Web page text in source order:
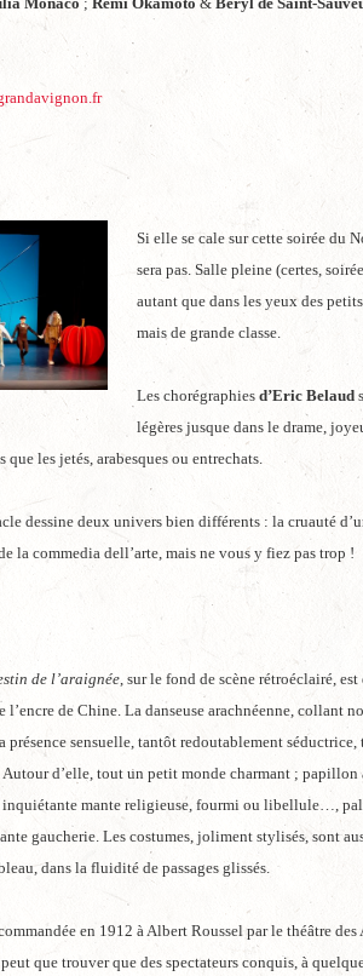
Si elle se cale sur cette soirée du
sera pas. Salle pleine (certes,
autant que dans les yeux des
mais de grande classe.
Les chorégraphies d’Eric Belaud
légères jusque dans le drame,
les jetés, arabesques ou entrechats.
dessine deux univers bien différents : la cruauté
la commedia dell’arte, mais ne vous y fiez pas trop !
de l’araignée, sur le fond de scène rétroéclairé,
l’encre de Chine. La danseuse arachnéenne, collant
présence sensuelle, tantôt redoutablement
Autour d’elle, tout un petit monde charmant ;
inquiétante mante religieuse, fourmi ou libellule…,
gaucherie. Les costumes, joliment stylisés, sont
dans la fluidité de passages glissés.
en 1912 à Albert Roussel par le théâtre des
que trouver que des spectateurs conquis, à